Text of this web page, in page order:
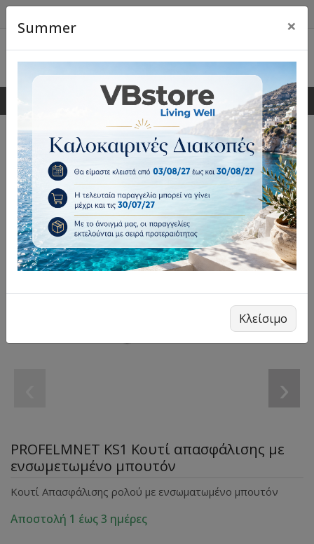
0 0
›
PROFELMNET KS1 Κουτί απασφάλισης με
ενσωμετωμένο μπουτόν
Κουτί Απασφάλισης ρολού με ενσωματωμένο μπουτόν
Αποστολή 1 έως 3 ημέρες
Summer ×
Κλείσιμο